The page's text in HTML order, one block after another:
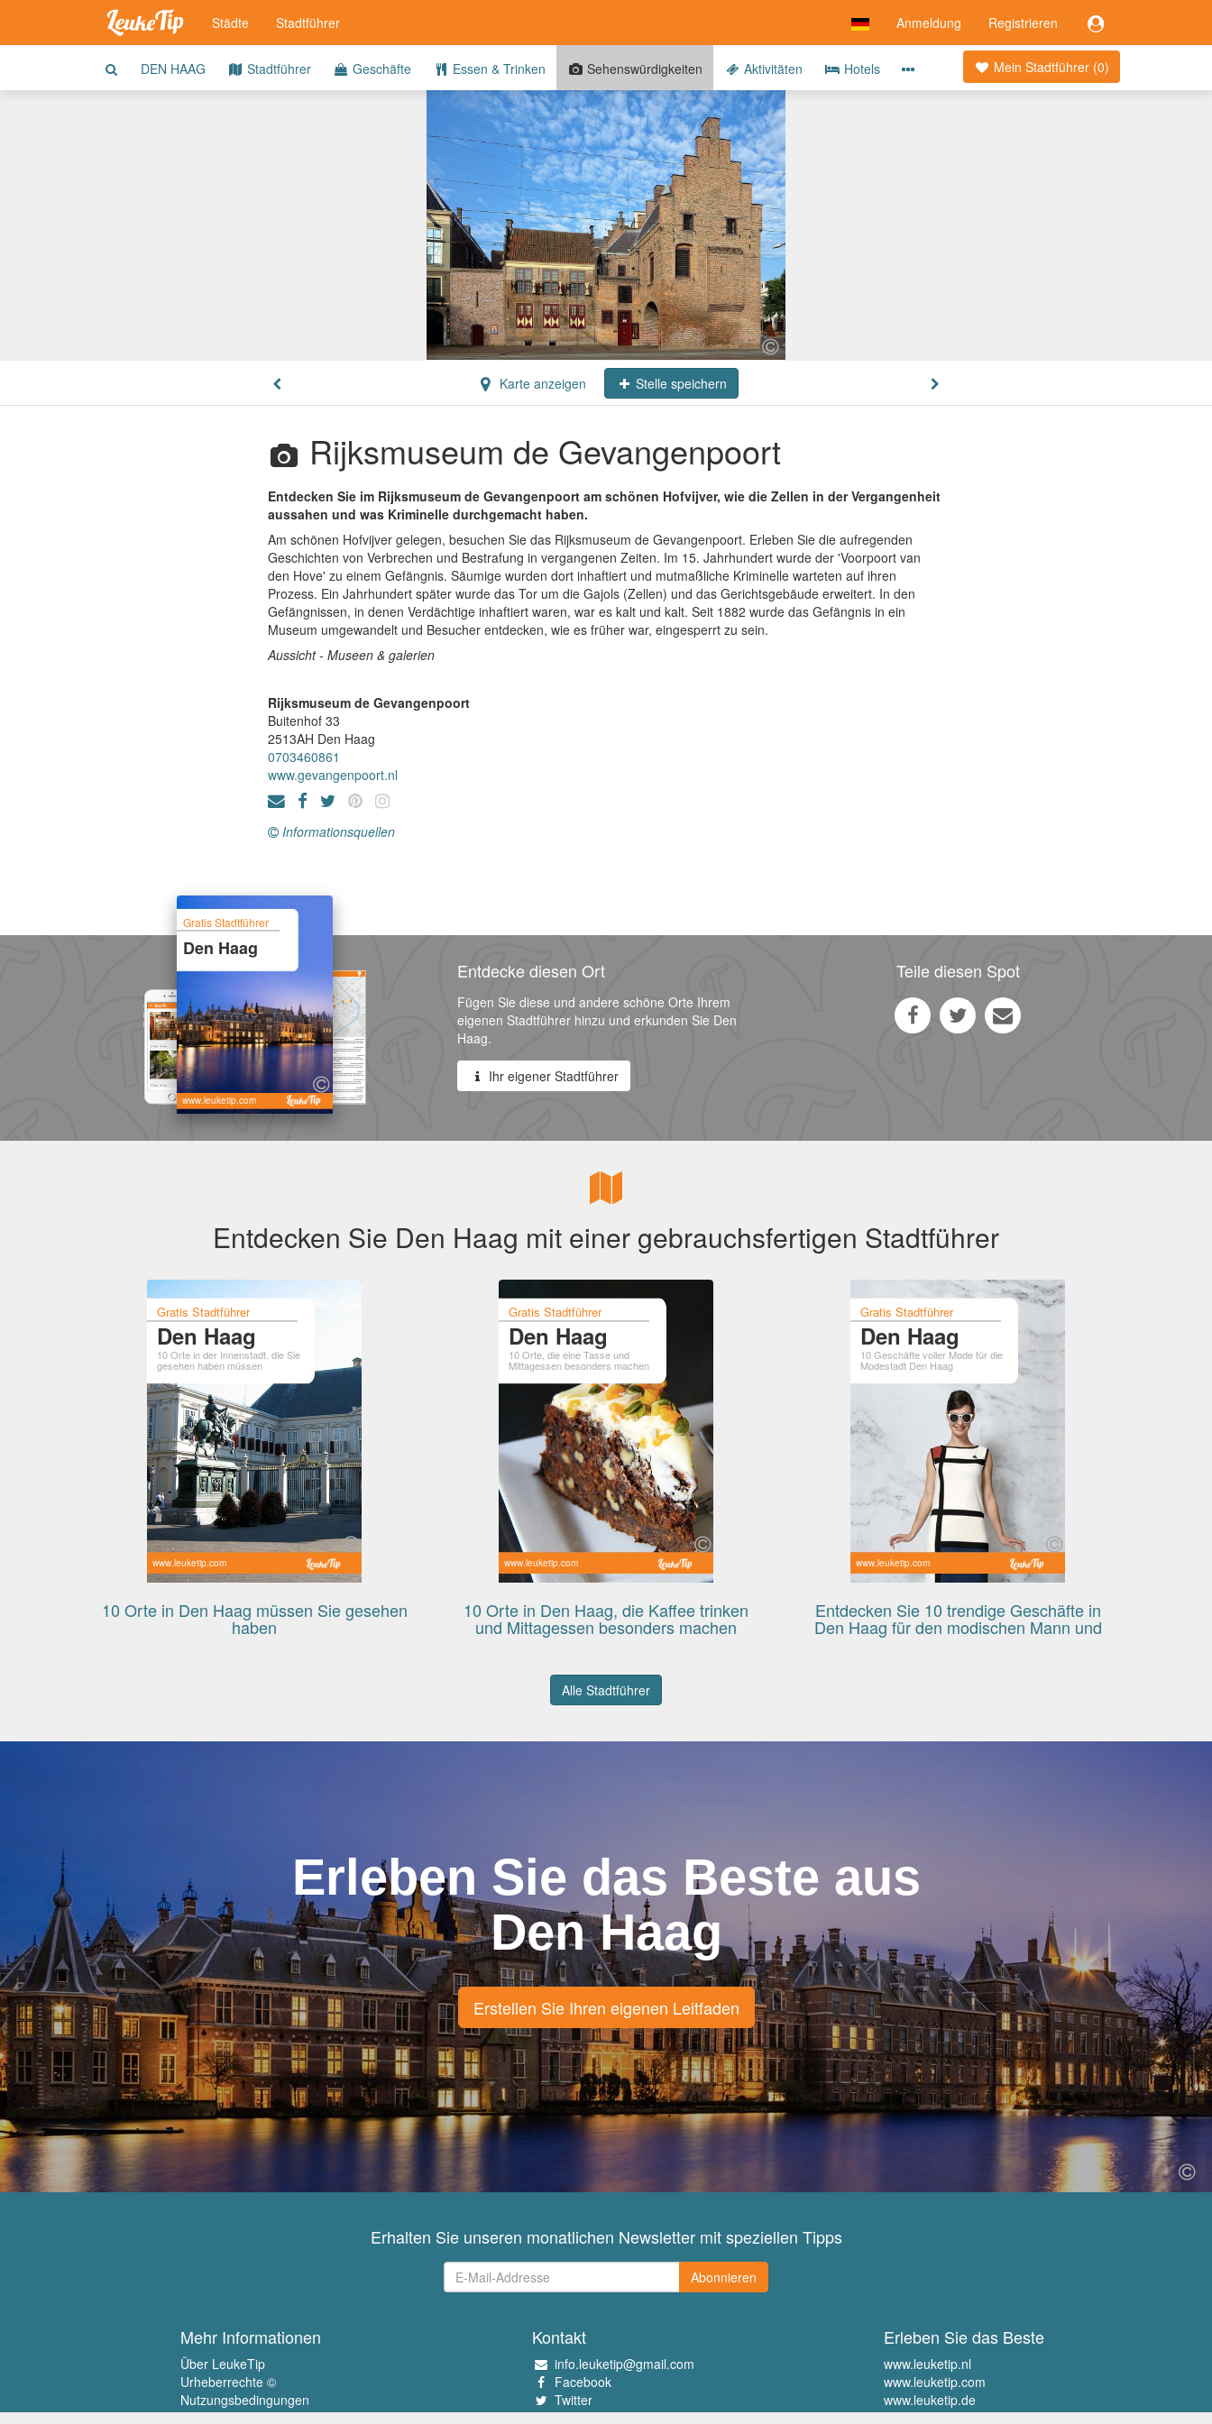
Anmeldung Registrieren
Städte Stadtführer
Mein Stadtführer (0)
DEN HAAG Stadtführer Geschäfte Essen & Trinken Sehenswürdigkeiten Aktivitäten Hotels
Karte anzeigen Stelle speichern
Rijksmuseum de Gevangenpoort
Entdecken Sie im Rijksmuseum de Gevangenpoort am schönen Hofvijver, wie die Zellen in der Vergangenheit
aussahen und was Kriminelle durchgemacht haben.
Am schönen Hofvijver gelegen, besuchen Sie das Rijksmuseum de Gevangenpoort. Erleben Sie die aufregenden
Geschichten von Verbrechen und Bestrafung in vergangenen Zeiten. Im 15. Jahrhundert wurde der 'Voorpoort van
den Hove' zu einem Gefängnis. Säumige wurden dort inhaftiert und mutmaßliche Kriminelle warteten auf ihren
Prozess. Ein Jahrhundert später wurde das Tor um die Gajols (Zellen) und das Gerichtsgebäude erweitert. In den
Gefängnissen, in denen Verdächtige inhaftiert waren, war es kalt und kalt. Seit 1882 wurde das Gefängnis in ein
Museum umgewandelt und Besucher entdecken, wie es früher war, eingesperrt zu sein.
Aussicht - Museen & galerien
Rijksmuseum de Gevangenpoort
Buitenhof 33
2513AH Den Haag
0703460861
www.gevangenpoort.nl
Informationsquellen
Gratis Stadtführer
Den Haag
www.leuketip.com
Entdecke diesen Ort
Fügen Sie diese und andere schöne Orte Ihrem
eigenen Stadtführer hinzu und erkunden Sie Den
Haag.
Ihr eigener Stadtführer
Teile diesen Spot
Entdecken Sie Den Haag mit einer gebrauchsfertigen Stadtführer
Gratis Stadtführer
Den Haag
10 Orte in der Innenstadt, die Sie
gesehen haben müssen
www.leuketip.com
10 Orte in Den Haag müssen Sie gesehen
haben
Gratis Stadtführer
Den Haag
10 Orte, die eine Tasse und
Mittagessen besonders machen
www.leuketip.com
10 Orte in Den Haag, die Kaffee trinken
und Mittagessen besonders machen
Gratis Stadtführer
Den Haag
10 Geschäfte voller Mode für die
Modestadt Den Haag
www.leuketip.com
Entdecken Sie 10 trendige Geschäfte in
Den Haag für den modischen Mann und
Alle Stadtführer
Erleben Sie das Beste aus
Den Haag
Erstellen Sie Ihren eigenen Leitfaden
Erhalten Sie unseren monatlichen Newsletter mit speziellen Tipps
Abonnieren
Mehr Informationen
Über LeukeTip
Urheberrechte ©
Nutzungsbedingungen
Privatsphäre
Kontakt
info.leuketip@gmail.com
Facebook
Twitter
Instagram
Erleben Sie das Beste
www.leuketip.nl
www.leuketip.com
www.leuketip.de
www.leuketip.fr